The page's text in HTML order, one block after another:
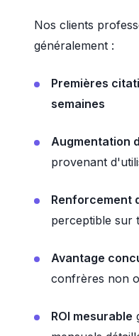
Nos clients
généralement :
Premières
semaines
Augmentation
provenant
Renforcement
perceptible sur
Avantage
confrères non
ROI mesurable